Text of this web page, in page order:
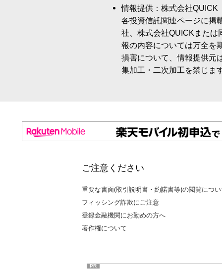
情報提供：株式会社QUICK
各投資信託関連ページに掲
社、株式会社QUICKまたは
報の内容については万全を
損害について、情報提供元
集加工・二次加工を禁じま
ご注意ください
重要な書面(取引説明書・約諾書等)の閲覧につ
フィッシング詐欺にご注意
登録金融機関にお勤めの方へ
著作権について
PR